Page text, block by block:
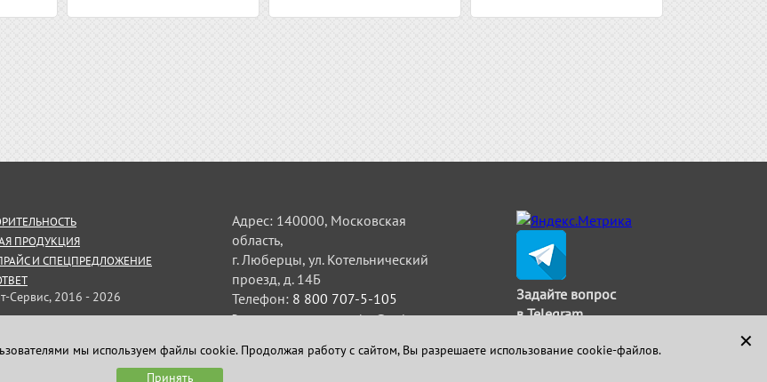
ПРОДУКЦИЯ
И СПЕЦПРЕДЛОЖЕНИЕ
Сервис, 2016 - 2026
Адрес: 140000, Московская
область,
г. Люберцы, ул. Котельнический
проезд, д. 14Б
Телефон: 8 800 707-5-105
Электронная почта:uplot@strimat.ru
Задайте вопрос
в Telegram
✕
мы используем файлы cookie. Продолжая работу с сайтом, Вы разрешаете использование cookie-файлов.
Принять